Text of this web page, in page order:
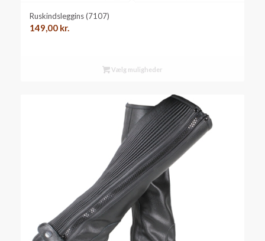
Ruskindsleggins (7107)
149,00 kr.
Vælg muligheder